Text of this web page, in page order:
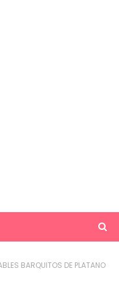
BARQUITOS DE PLATANO